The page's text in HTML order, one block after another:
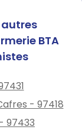
BTA
- 97418
97433